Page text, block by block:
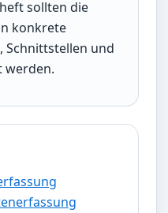
sollten die
konkrete
Schnittstellen und
werden.